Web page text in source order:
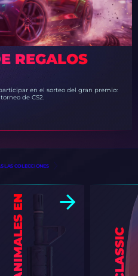
REGALOS
en el sorteo del gran premio:
de CS2.
LAS COLECCIONES